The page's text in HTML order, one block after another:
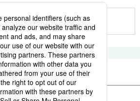
更多
時事通信新聞 氣候變動